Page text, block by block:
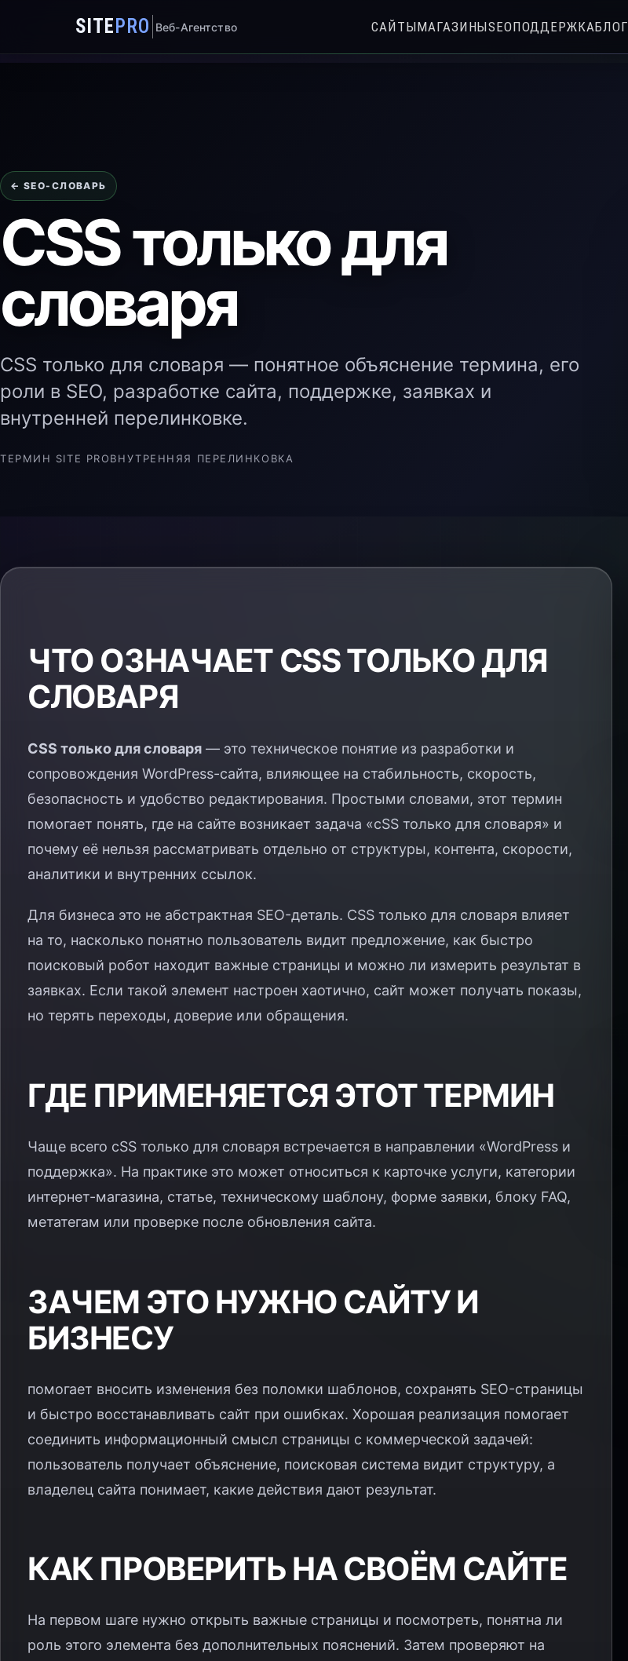
SITE PRO Веб-Агентство САЙТЫМАГАЗИНЫSEOПОДДЕРЖКАБЛОГ
← SEO-СЛОВАРЬ
CSS только для
словаря
CSS только для словаря — понятное объяснение термина, его
роли в SEO, разработке сайта, поддержке, заявках и
внутренней перелинковке.
ТЕРМИН SITE PROВНУТРЕННЯЯ ПЕРЕЛИНКОВКА
ЧТО ОЗНАЧАЕТ CSS ТОЛЬКО ДЛЯ
СЛОВАРЯ
CSS только для словаря — это техническое понятие из разработки и
сопровождения WordPress-сайта, влияющее на стабильность, скорость,
безопасность и удобство редактирования. Простыми словами, этот термин
помогает понять, где на сайте возникает задача «cSS только для словаря» и
почему её нельзя рассматривать отдельно от структуры, контента, скорости,
аналитики и внутренних ссылок.
Для бизнеса это не абстрактная SEO-деталь. CSS только для словаря влияет
на то, насколько понятно пользователь видит предложение, как быстро
поисковый робот находит важные страницы и можно ли измерить результат в
заявках. Если такой элемент настроен хаотично, сайт может получать показы,
но терять переходы, доверие или обращения.
ГДЕ ПРИМЕНЯЕТСЯ ЭТОТ ТЕРМИН
Чаще всего cSS только для словаря встречается в направлении «WordPress и
поддержка». На практике это может относиться к карточке услуги, категории
интернет-магазина, статье, техническому шаблону, форме заявки, блоку FAQ,
метатегам или проверке после обновления сайта.
ЗАЧЕМ ЭТО НУЖНО САЙТУ И
БИЗНЕСУ
помогает вносить изменения без поломки шаблонов, сохранять SEO-страницы
и быстро восстанавливать сайт при ошибках. Хорошая реализация помогает
соединить информационный смысл страницы с коммерческой задачей:
пользователь получает объяснение, поисковая система видит структуру, а
владелец сайта понимает, какие действия дают результат.
КАК ПРОВЕРИТЬ НА СВОЁМ САЙТЕ
На первом шаге нужно открыть важные страницы и посмотреть, понятна ли
роль этого элемента без дополнительных пояснений. Затем проверяют на